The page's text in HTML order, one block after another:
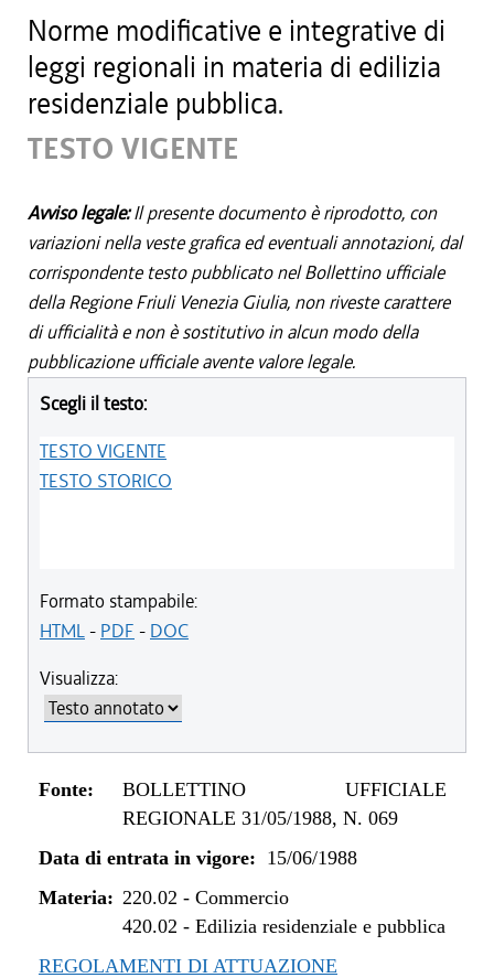
Norme modificative e integrative di
leggi regionali in materia di edilizia
residenziale pubblica.
TESTO VIGENTE
Avviso legale:Il presente documento è riprodotto, con
variazioni nella veste grafica ed eventuali annotazioni, dal
corrispondente testo pubblicato nel Bollettino ufficiale
della Regione Friuli Venezia Giulia, non riveste carattere
di ufficialità e non è sostitutivo in alcun modo della
pubblicazione ufficiale avente valore legale.
Scegli il testo:
TESTO VIGENTE
TESTO STORICO
Formato stampabile:
HTML- PDF - DOC
Visualizza:
Fonte:
BOLLETTINO UFFICIALE
REGIONALE 31/05/1988, N. 069
Data di entrata in vigore: 15/06/1988
Materia: 220.02 - Commercio
420.02 - Edilizia residenziale e pubblica
REGOLAMENTI DI ATTUAZIONE